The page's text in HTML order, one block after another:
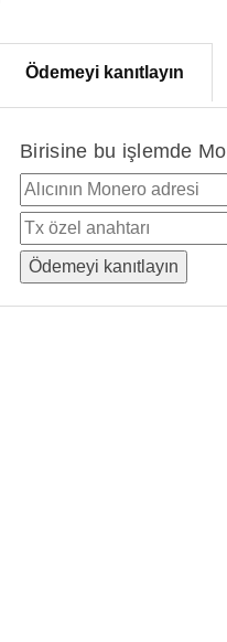
Ödemeyi kanıtlayın
Birisine bu işlemde